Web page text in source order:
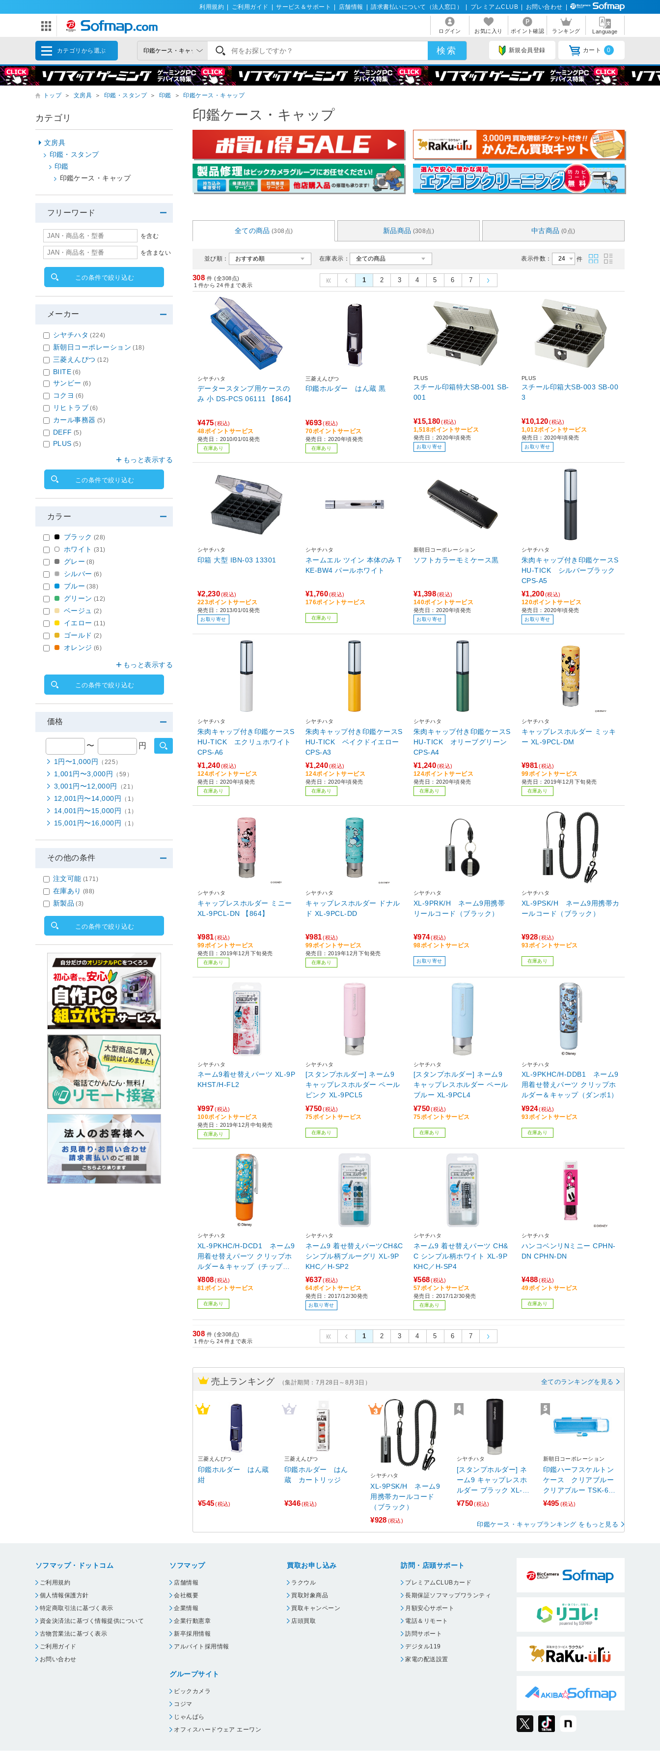
利用規約 ご利用ガイド サービス＆サポート 店舗情報 請求書払いについて（法人窓口） プレミアムCLUB お問い合わせ
ログイン お気に入り ポイント確認 ランキング Language
カテゴリから選ぶ 新規会員登録 カート 0
トップ ＞ 文房具 ＞ 印鑑・スタンプ ＞ 印鑑 ＞ 印鑑ケース・キャップ
印鑑ケース・キャップ
全ての商品 (308点) 新品商品 (308点) 中古商品 (0点)
並び順： 在庫表示： 表示件数： 件
308 件 (全308点)
1 件から 24 件まで表示
1 2 3 4 5 6 7
シヤチハタ
データースタンプ用ケースの
み 小 DS-PCS 06111 【864】
¥475 (税込)
48ポイントサービス
発売日：2010/01/01発売
在庫あり
三菱えんぴつ
印鑑ホルダー はん蔵 黒
¥693 (税込)
70ポイントサービス
発売日：2020年頃発売
在庫あり
PLUS
スチール印箱特大SB-001 SB-
001
¥15,180(税込)
1,518ポイントサービス
発売日：2020年頃発売
お取り寄せ
PLUS
スチール印箱大SB-003 SB-00
3
¥10,120(税込)
1,012ポイントサービス
発売日：2020年頃発売
お取り寄せ
シヤチハタ
印箱 大型 IBN-03 13301
¥2,230(税込)
223ポイントサービス
発売日：2013/01/01発売
お取り寄せ
シヤチハタ
ネームエル ツイン 本体のみ T
KE-BW4 パールホワイト
¥1,760(税込)
176ポイントサービス
在庫あり
新朝日コーポレーション
ソフトカラーモミケース黒
¥1,398(税込)
140ポイントサービス
発売日：2020年頃発売
お取り寄せ
シヤチハタ
朱肉キャップ付き印鑑ケースS
HU-TICK シルバーブラック
CPS-A5
¥1,200(税込)
120ポイントサービス
発売日：2020年頃発売
お取り寄せ
シヤチハタ
朱肉キャップ付き印鑑ケースS
HU-TICK エクリュホワイト
CPS-A6
¥1,240(税込)
124ポイントサービス
発売日：2020年頃発売
在庫あり
シヤチハタ
朱肉キャップ付き印鑑ケースS
HU-TICK ベイクドイエロー
CPS-A3
¥1,240(税込)
124ポイントサービス
発売日：2020年頃発売
在庫あり
シヤチハタ
朱肉キャップ付き印鑑ケースS
HU-TICK オリーブグリーン
CPS-A4
¥1,240(税込)
124ポイントサービス
発売日：2020年頃発売
在庫あり
シヤチハタ
キャップレスホルダー ミッキ
ー XL-9PCL-DM
¥981 (税込)
99ポイントサービス
発売日：2019年12月下旬発売
在庫あり
シヤチハタ
キャップレスホルダー ミニー
XL-9PCL-DN 【864】
¥981 (税込)
99ポイントサービス
発売日：2019年12月下旬発売
在庫あり
シヤチハタ
キャップレスホルダー ドナル
ド XL-9PCL-DD
¥981 (税込)
99ポイントサービス
発売日：2019年12月下旬発売
在庫あり
シヤチハタ
XL-9PRK/H ネーム9用携帯
リールコード（ブラック）
¥974(税込)
98ポイントサービス
お取り寄せ
シヤチハタ
XL-9PSK/H ネーム9用携帯カ
ールコード（ブラック）
¥928 (税込)
93ポイントサービス
在庫あり
シヤチハタ
ネーム9着せ替えパーツ XL-9P
KHST/H-FL2
¥997 (税込)
100ポイントサービス
発売日：2019年12月中旬発売
在庫あり
シヤチハタ
[スタンプホルダー] ネーム9
キャップレスホルダー ペール
ピンク XL-9PCL5
¥750 (税込)
75ポイントサービス
在庫あり
シヤチハタ
[スタンプホルダー] ネーム9
キャップレスホルダー ペール
ブルー XL-9PCL4
¥750 (税込)
75ポイントサービス
在庫あり
シヤチハタ
XL-9PKHC/H-DDB1 ネーム9
用着せ替えパーツ クリップホ
ルダー＆キャップ（ダンボ1）
¥924(税込)
93ポイントサービス
在庫あり
シヤチハタ
XL-9PKHC/H-DCD1 ネーム9
用着せ替えパーツ クリップホ
ルダー＆キャップ（チップ＆
デール1）
¥808 (税込)
81ポイントサービス
在庫あり
シヤチハタ
ネーム9 着せ替えパーツCH&C
シンプル柄ブルーグリ XL-9P
KHC／H-SP2
¥637 (税込)
64ポイントサービス
発売日：2017/12/30発売
お取り寄せ
シヤチハタ
ネーム9 着せ替えパーツ CH&
C シンプル柄ホワイト XL-9P
KHC／H-SP4
¥568 (税込)
57ポイントサービス
発売日：2017/12/30発売
在庫あり
シヤチハタ
ハンコベンリNミニー CPHN-
DN CPHN-DN
¥488 (税込)
49ポイントサービス
在庫あり
308 件 (全308点)
1 件から 24 件まで表示
1 2 3 4 5 6 7
売上ランキング （集計期間：7月28日～8月3日） 全てのランキングを見る
三菱えんぴつ
印鑑ホルダー はん蔵
紺
¥545 (税込)
三菱えんぴつ
印鑑ホルダー はん
蔵 カートリッジ
¥346(税込)
シヤチハタ
XL-9PSK/H ネーム9
用携帯カールコード
（ブラック）
¥928 (税込)
シヤチハタ
[スタンプホルダー] ネ
ーム9 キャップレスホ
ルダー ブラック XL-9P
CL1
¥750(税込)
新朝日コーポレーション
印鑑ハーフスケルトン
ケース クリアブルー
クリアブルー TSK-649
37
¥495 (税込)
印鑑ケース・キャップランキング をもっと見る
カテゴリ
文房具
印鑑・スタンプ
印鑑
印鑑ケース・キャップ
フリーワード
を含む
を含まない
この条件で絞り込む
メーカー
シヤチハタ (224)
新朝日コーポレーション (18)
三菱えんぴつ (12)
BIITE (6)
サンビー (6)
コクヨ (6)
リヒトラブ (6)
カール事務器 (5)
DEFF (5)
PLUS (5)
もっと表示する
この条件で絞り込む
カラー
ブラック (28)
ホワイト (31)
グレー (8)
シルバー (6)
ブルー (38)
グリーン (12)
ベージュ (2)
イエロー (11)
ゴールド (2)
オレンジ (6)
もっと表示する
この条件で絞り込む
価格
〜 円
1円〜1,000円 （225）
1,001円〜3,000円 （59）
3,001円〜12,000円 （21）
12,001円〜14,000円 （1）
14,001円〜15,000円 （1）
15,001円〜16,000円 （1）
その他の条件
注文可能 (171)
在庫あり (88)
新製品 (3)
この条件で絞り込む
ソフマップ・ドットコム
ご利用規約
個人情報保護方針
特定商取引法に基づく表示
資金決済法に基づく情報提供について
古物営業法に基づく表示
ご利用ガイド
お問い合わせ
ソフマップ
店舗情報
会社概要
企業情報
企業行動憲章
新卒採用情報
アルバイト採用情報
グループサイト
ビックカメラ
コジマ
じゃんぱら
オフィスハードウェア エーワン
買取お申し込み
ラクウル
買取対象商品
買取キャンペーン
店頭買取
訪問・店頭サポート
プレミアムCLUBカード
長期保証ソフマップワランティ
月額安心サポート
電話＆リモート
訪問サポート
デジタル119
家電の配送設置